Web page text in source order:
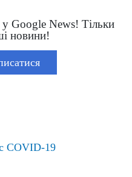
у Google News! Тільки
новини!
COVID-19